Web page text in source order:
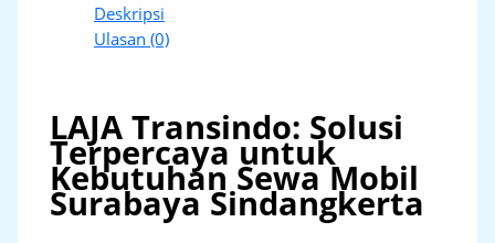
Deskripsi
Ulasan (0)
LAJA Transindo: Solusi
Terpercaya untuk
Kebutuhan Sewa Mobil
Surabaya Sindangkerta